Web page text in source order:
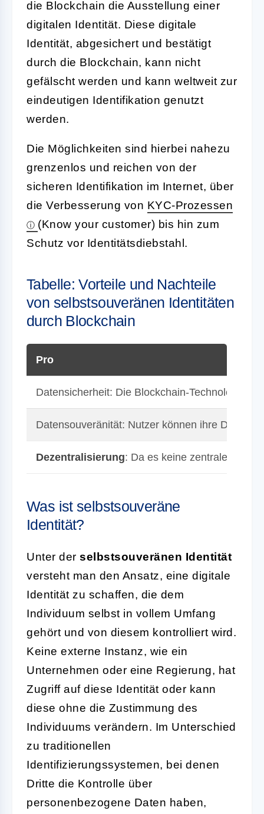
die Blockchain die Ausstellung einer
digitalen Identität. Diese digitale
Identität, abgesichert und bestätigt
durch die Blockchain, kann nicht
gefälscht werden und kann weltweit zur
eindeutigen Identifikation genutzt
werden.
Die Möglichkeiten sind hierbei nahezu
grenzenlos und reichen von der
sicheren Identifikation im Internet, über
die Verbesserung von KYC-Prozessen
(Know your customer) bis hin zum
Schutz vor Identitätsdiebstahl.
Tabelle: Vorteile und Nachteile
von selbstsouveränen Identitäten
durch Blockchain
Pro
Datensicherheit: Die Blockchain-Technologie
Datensouveränität: Nutzer können ihre Daten
Dezentralisierung: Da es keine zentrale
Was ist selbstsouveräne
Identität?
Unter der selbstsouveränen Identität
versteht man den Ansatz, eine digitale
Identität zu schaffen, die dem
Individuum selbst in vollem Umfang
gehört und von diesem kontrolliert wird.
Keine externe Instanz, wie ein
Unternehmen oder eine Regierung, hat
Zugriff auf diese Identität oder kann
diese ohne die Zustimmung des
Individuums verändern. Im Unterschied
zu traditionellen
Identifizierungssystemen, bei denen
Dritte die Kontrolle über
personenbezogene Daten haben,